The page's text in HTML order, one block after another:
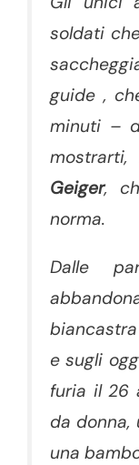
soldati
guide ,
minuti –
Geiger,
norma.
Dalle
e sugli
furia il 26
da donna,
una